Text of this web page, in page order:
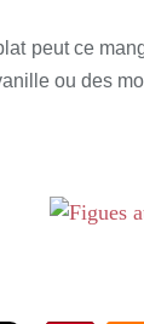
peut ce
ou des